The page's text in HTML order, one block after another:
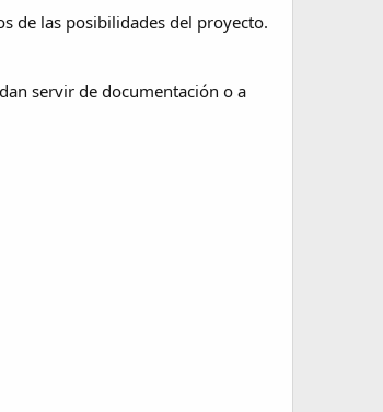
de las posibilidades del proyecto.
servir de documentación o a